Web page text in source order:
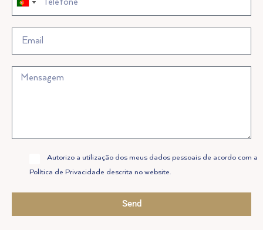
Portugal
Portugal
Allow
Privacy
Autorizo a utilização dos meus dados pessoais de acordo com a
Política de Privacidade descrita no website.
Send